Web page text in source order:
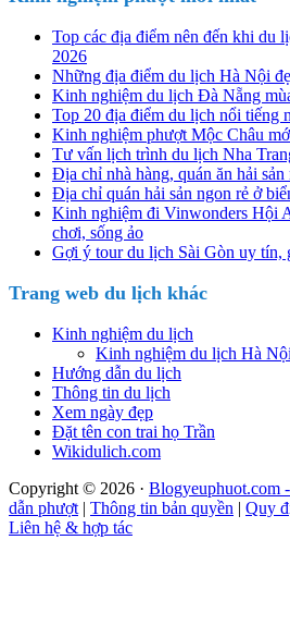
Top các địa điểm nên đến khi du
2026
Những địa điểm du lịch Hà Nội
Kinh nghiệm du lịch Đà Nẵng
Top 20 địa điểm du lịch nổi tiếng
Kinh nghiệm phượt Mộc Châu
Tư vấn lịch trình du lịch Nha
Địa chỉ nhà hàng, quán ăn hải
Địa chỉ quán hải sản ngon rẻ ở
Kinh nghiệm đi Vinwonders Hội
chơi, sống ảo
Gợi ý tour du lịch Sài Gòn uy tín,
Trang web du lịch khác
Kinh nghiệm du lịch
Kinh nghiệm du lịch Hà Nội
Hướng dẫn du lịch
Thông tin du lịch
Xem ngày đẹp
Đặt tên con trai họ Trần
Wikidulich.com
Copyright © 2026 · Blogyeuphuot.com
dẫn phượt | Thông tin bản quyền | Quy
Liên hệ & hợp tác